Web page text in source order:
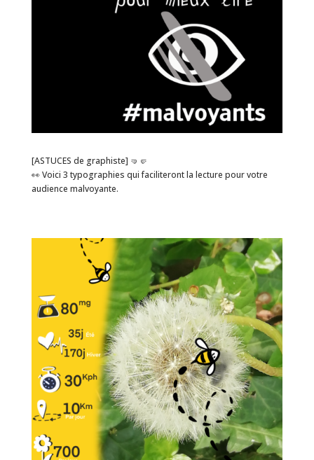
[ASTUCES de graphiste] 🤜🤛
👀 Voici 3 typographies qui faciliteront la lecture pour votre
audience malvoyante.